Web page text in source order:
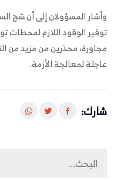
وأشار المسؤولان إلى أن شح
توفير الوقود اللازم
مجاورة، محذرين من مزيد من
عاجلة لمعالجة الأزمة.
شارك: